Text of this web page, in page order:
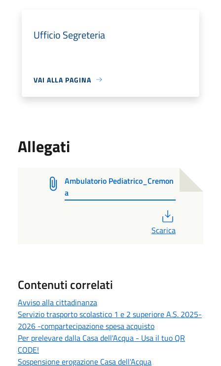
Ufficio Segreteria
VAI ALLA PAGINA
Allegati
Ambulatorio Pediatrico_Cremon
a
Scarica
Contenuti correlati
Avviso alla cittadinanza
Servizio trasporto scolastico 1 e 2 superiore A.S. 2025-
2026 -compartecipazione spesa acquisto
Per prelevare dalla Casa dell'Acqua - Usa il tuo QR
CODE!
Sospensione erogazione Casa dell'Acqua